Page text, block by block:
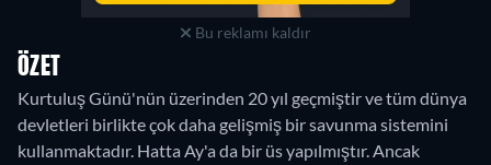
Bu reklamı kaldır
ÖZET
Kurtuluş Günü'nün üzerinden 20 yıl geçmiştir ve tüm dünya
devletleri birlikte çok daha gelişmiş bir savunma sistemini
kullanmaktadır. Hatta Ay'a da bir üs yapılmıştır. Ancak